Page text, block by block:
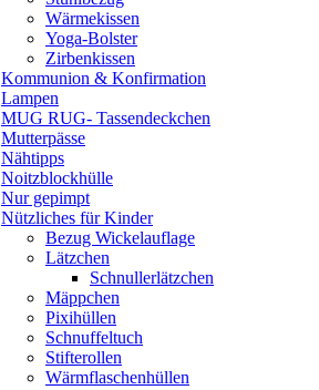
Wärmekissen
Yoga-Bolster
Zirbenkissen
Kommunion & Konfirmation
Lampen
MUG RUG- Tassendeckchen
Mutterpässe
Nähtipps
Noitzblockhülle
Nur gepimpt
Nützliches für Kinder
Bezug Wickelauflage
Lätzchen
Schnullerlätzchen
Mäppchen
Pixihüllen
Schnuffeltuch
Stifterollen
Wärmflaschenhüllen